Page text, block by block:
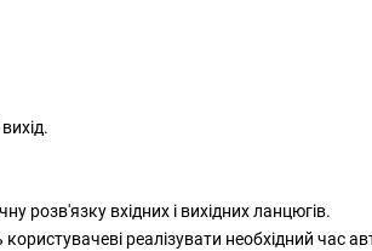
розв'язку вхідних і вихідних ланцюгів.
реалізувати необхідний час